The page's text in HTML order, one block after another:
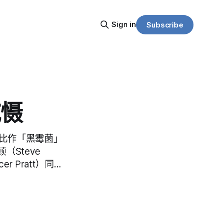
Sign in Subscribe
「黑霉菌」
（Steve
Pratt）同…